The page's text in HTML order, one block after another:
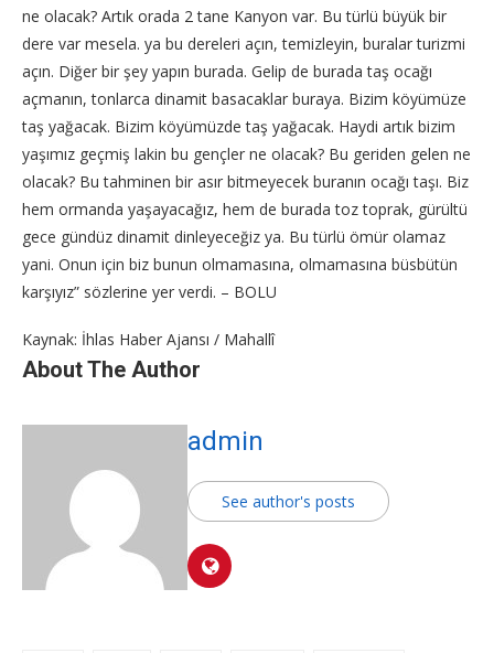
ne olacak? Artık orada 2 tane Kanyon var. Bu türlü büyük bir
dere var mesela. ya bu dereleri açın, temizleyin, buralar turizmi
açın. Diğer bir şey yapın burada. Gelip de burada taş ocağı
açmanın, tonlarca dinamit basacaklar buraya. Bizim köyümüze
taş yağacak. Bizim köyümüzde taş yağacak. Haydi artık bizim
yaşımız geçmiş lakin bu gençler ne olacak? Bu geriden gelen ne
olacak? Bu tahminen bir asır bitmeyecek buranın ocağı taşı. Biz
hem ormanda yaşayacağız, hem de burada toz toprak, gürültü
gece gündüz dinamit dinleyeceğiz ya. Bu türlü ömür olamaz
yani. Onun için biz bunun olmamasına, olmamasına büsbütün
karşıyız” sözlerine yer verdi. – BOLU
Kaynak: İhlas Haber Ajansı / Mahallî
About The Author
admin
See author's posts